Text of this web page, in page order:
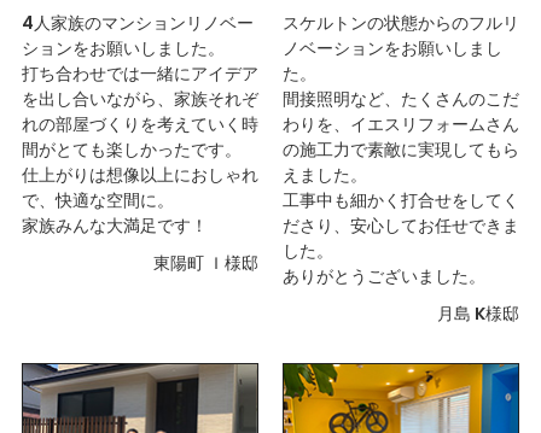
4人家族のマンションリノベー
ションをお願いしました。
打ち合わせでは一緒にアイデア
を出し合いながら、家族それぞ
れの部屋づくりを考えていく時
間がとても楽しかったです。
仕上がりは想像以上におしゃれ
で、快適な空間に。
家族みんな大満足です！
東陽町 Ｉ様邸
スケルトンの状態からのフルリ
ノベーションをお願いしまし
た。
間接照明など、たくさんのこだ
わりを、イエスリフォームさん
の施工力で素敵に実現してもら
えました。
工事中も細かく打合せをしてく
ださり、安心してお任せできま
した。
ありがとうございました。
月島 K様邸